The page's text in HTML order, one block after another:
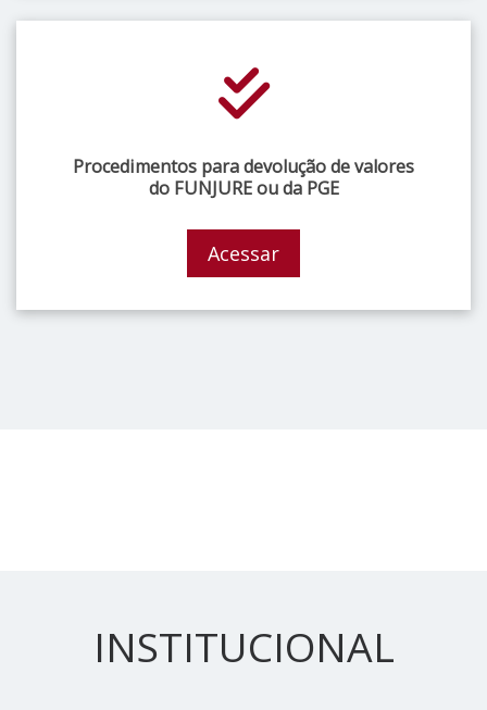
Procedimentos para devolução de valores
do FUNJURE ou da PGE
Acessar
INSTITUCIONAL